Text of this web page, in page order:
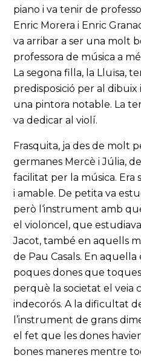
piano i va tenir de
Enric Morera i Enric
va arribar a ser una molt
professora de música a
La segona filla, la Lluïsa,
predisposició per al dibuix
una pintora notable. La
va dedicar al violí.
Frasquita, ja des de molt
germanes Mercè i Júlia,
facilitat per la música. Era
i amable. De petita va
però l‘instrument amb
el violoncel, que
Jacot, també en aquells
de Pau Casals. En aquella
poques dones que
perquè la societat el veia
indecorós. A la dificultat
l’instrument de grans
el fet que les dones
bones maneres mentre